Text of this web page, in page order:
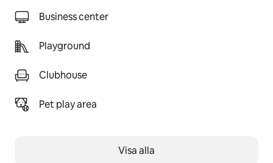
Business center
Playground
Clubhouse
Pet play area
Visa alla